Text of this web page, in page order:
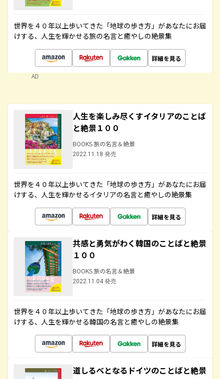
世界を４０年以上歩いてきた「地球の歩き方」があなたにお届
けする、人生を輝かせる旅の名言と癒やしの絶景集
詳細を見る
AD
人生を楽しみ尽くすイタリアのことば
と絶景１００
BOOKS 旅の名言＆絶景
2022.11.18 発売
世界を４０年以上歩いてきた「地球の歩き方」があなたにお届
けする、人生を輝かせるイタリアの名言と癒やしの絶景集
詳細を見る
共感と勇気がわく韓国のことばと絶景
１００
BOOKS 旅の名言＆絶景
2022.11.04 発売
世界を４０年以上歩いてきた「地球の歩き方」があなたにお届
けする、人生を輝かせる韓国の名言と癒やしの絶景集
詳細を見る
道しるべとなるドイツのことばと絶景